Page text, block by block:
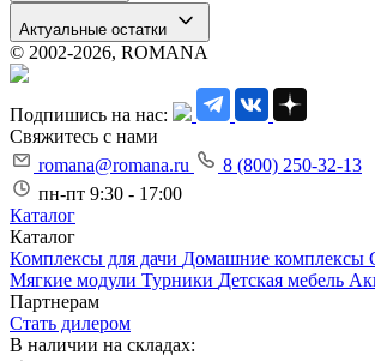
Актуальные остатки
© 2002-2026, ROMANA
Подпишись на нас:
Свяжитесь с нами
romana@romana.ru
8 (800) 250-32-13
пн-пт 9:30 - 17:00
Каталог
Каталог
Комплексы для дачи Домашние комплексы
Мягкие модули Турники Детская мебель
Партнерам
Стать дилером
В наличии на складах: